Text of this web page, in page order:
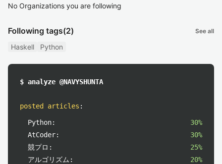
No Organizations you are following
Following tags(2) See all
Haskell Python
$ analyze @NAVYSHUNTA
posted articles :
Python:
30%
AtCoder:
30%
競プロ:
25%
アルゴリズム:
20%